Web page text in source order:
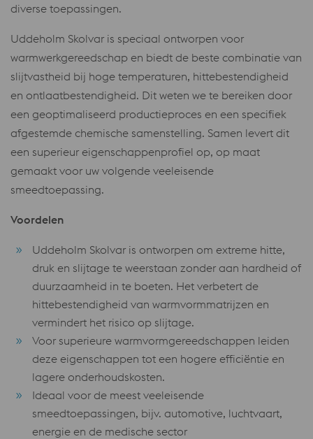
diverse toepassingen.
Uddeholm Skolvar is speciaal ontworpen voor
warmwerkgereedschap en biedt de beste combinatie van
slijtvastheid bij hoge temperaturen, hittebestendigheid
en ontlaatbestendigheid. Dit weten we te bereiken door
een geoptimaliseerd productieproces en een specifiek
afgestemde chemische samenstelling. Samen levert dit
een superieur eigenschappenprofiel op, op maat
gemaakt voor uw volgende veeleisende
smeedtoepassing.
Voordelen
Uddeholm Skolvar is ontworpen om extreme hitte,
druk en slijtage te weerstaan zonder aan hardheid of
duurzaamheid in te boeten. Het verbetert de
hittebestendigheid van warmvormmatrijzen en
vermindert het risico op slijtage.
Voor superieure warmvormgereedschappen leiden
deze eigenschappen tot een hogere efficiëntie en
lagere onderhoudskosten.
Ideaal voor de meest veeleisende
smeedtoepassingen, bijv. automotive, luchtvaart,
energie en de medische sector